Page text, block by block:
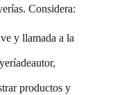
Considera:
y llamada a la
productos y